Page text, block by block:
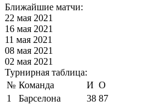
Ближайшие матчи:
22 мая 2021
16 мая 2021
11 мая 2021
08 мая 2021
02 мая 2021
Турнирная таблица:
№ Команда И О
1
Барселона 38 87